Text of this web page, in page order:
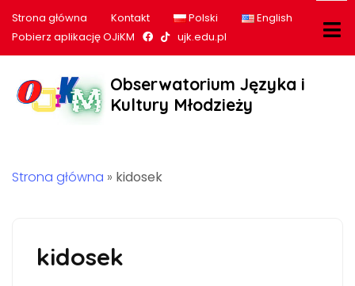
Strona główna Kontakt Polski
English
Pobierz aplikację OJiKM
Nasz profil na Facebook
Nasz profil na tiktok
ujk.edu.pl
Obserwatorium Języka i
Kultury Młodzieży
Strona główna » kidosek
kidosek